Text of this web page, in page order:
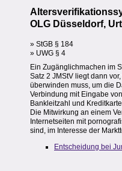
OLG Düsseldorf,
» StGB § 184
» UWG § 4
Ein Zugänglichmachen im
Satz 2 JMStV liegt dann
überwinden muss, um die
Verbindung mit Eingabe
Bankleitzahl und
Die Mitwirkung an einem
Internetseiten mit
sind, im Interesse der
Entscheidung bei